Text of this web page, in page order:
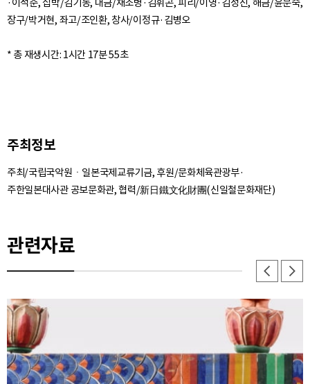
·이석준, 집박/김기동, 대금/채조병·김휘곤, 피리/이영·김성진, 해금/윤문숙,
장구/박거현, 좌고/조인환, 창사/이정규·김병오
* 총 재생시간: 1시간 17분 55초
주최정보
주최/국립국악원ㆍ일본국제교류기금, 후원/문화체육관광부·
주한일본대사관 공보문화관, 협력/新日鐵文化財團(신일철문화재단)
관련자료